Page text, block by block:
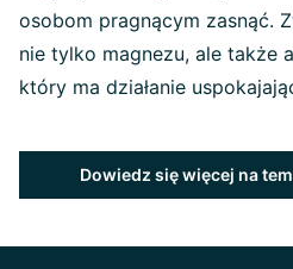
osobom pragnącym zasnąć.
nie tylko magnezu, ale także
który ma działanie
Dowiedz się więcej na